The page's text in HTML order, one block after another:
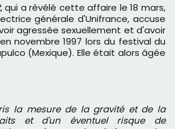
, qui a révélé cette affaire le 18 mars,
générale d'Unifrance, accuse
agressée sexuellement et d'avoir
novembre 1997 lors du festival du
(Mexique). Elle était alors âgée
la mesure de la gravité et de la
et d'un éventuel risque de